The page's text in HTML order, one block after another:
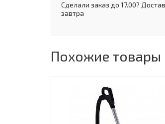
Сделали заказ до 17.00?
завтра
Похожие товары